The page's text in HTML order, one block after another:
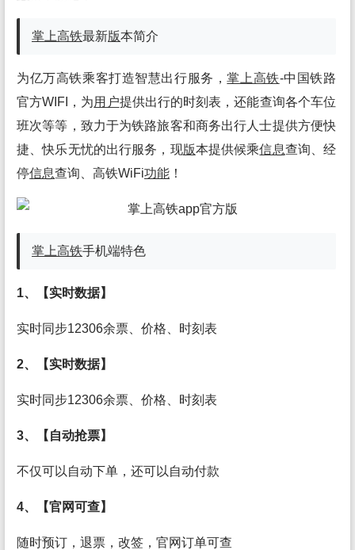
掌上高铁最新版本简介
为亿万高铁乘客打造智慧出行服务，掌上高铁-中国铁路
官方WIFI，为用户提供出行的时刻表，还能查询各个车位
班次等等，致力于为铁路旅客和商务出行人士提供方便快
捷、快乐无忧的出行服务，现版本提供候乘信息查询、经
停信息查询、高铁WiFi功能 ！
掌上高铁手机端特色
1、【实时数据】
实时同步12306余票、价格、时刻表
2、【实时数据】
实时同步12306余票、价格、时刻表
3、【自动抢票】
不仅可以自动下单，还可以自动付款
4、【官网可查】
随时预订，退票，改签，官网订单可查